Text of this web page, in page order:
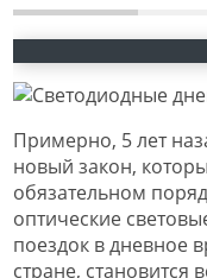
Примерно, 5 лет
новый закон,
обязательном
оптические
поездок в дневное
стране, становится